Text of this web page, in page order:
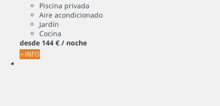
Piscina privada
Aire acondicionado
Jardín
Cocina
desde 144 € / noche
+ INFO